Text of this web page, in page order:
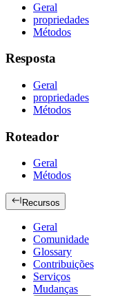
Geral
propriedades
Métodos
Resposta
Geral
propriedades
Métodos
Roteador
Geral
Métodos
Recursos
Geral
Comunidade
Glossary
Contribuições
Serviços
Mudanças